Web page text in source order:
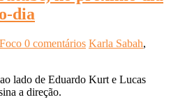
dia
0 comentários Karla Sabah,
lado de Eduardo Kurt e Lucas
a direção.